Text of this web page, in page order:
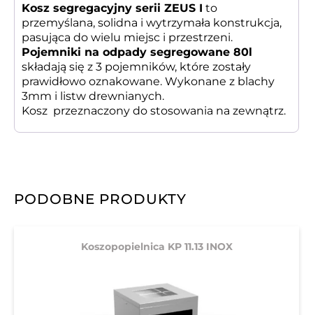
Kosz segregacyjny serii ZEUS I to
przemyślana, solidna i wytrzymała konstrukcja,
pasująca do wielu miejsc i przestrzeni.
Pojemniki na odpady segregowane 80l
składają się z 3 pojemników, które zostały
prawidłowo oznakowane. Wykonane z blachy
3mm i listw drewnianych.
Kosz przeznaczony do stosowania na zewnątrz.
PODOBNE PRODUKTY
Koszopopielnica KP 11.13 INOX